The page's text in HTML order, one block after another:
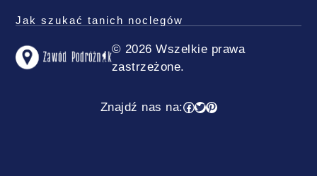
Jak szukać tanich noclegów
© 2026 Wszelkie prawa
zastrzeżone.
Znajdź nas na:Facebook
Twitter
Pinterest